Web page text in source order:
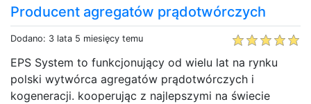
Producent agregatów prądotwórczych
Dodano: 3 lata 5 miesięcy temu
EPS System to funkcjonujący od wielu lat na rynku
polski wytwórca agregatów prądotwórczych i
kogeneracji. kooperując z najlepszymi na świecie